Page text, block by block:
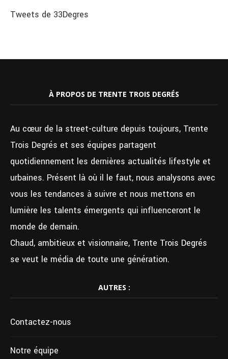
Tweets de 33Degres
À PROPOS DE TRENTE TROIS DEGRÉS
Au cœur de la street-culture depuis toujours, Trente
Trois Degrés et ses équipes partagent
quotidiennement les dernières actualités lifestyle et
urbaines. Présent là où il le faut, nous analysons avec
vous les tendances à suivre et nous mettons en
lumière les talents émergents qui influenceront le
monde de demain.
Chaud, ambitieux et visionnaire, Trente Trois Degrés
se veut le média de toute une génération.
AUTRES :
Contactez-nous
Notre équipe